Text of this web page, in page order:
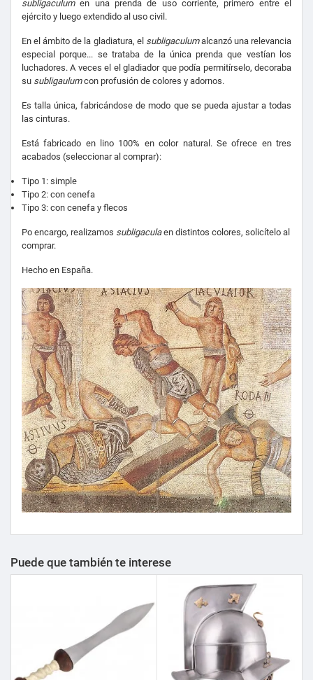
subligaculumen una prenda de uso corriente, primero entre el
ejército y luego extendido al uso civil.
En el ámbito de la gladiatura, el subligaculumalcanzó una relevancia
especial porque... se trataba de la única prenda que vestían los
luchadores. A veces el el gladiador que podía permitírselo, decoraba
su subligaulumcon profusión de colores y adornos.
Es talla única, fabricándose de modo que se pueda ajustar a todas
las cinturas.
Está fabricado en lino 100% en color natural. Se ofrece en tres
acabados (seleccionar al comprar):
Tipo 1: simple
Tipo 2: con cenefa
Tipo 3: con cenefa y flecos
Po encargo, realizamos subligaculaen distintos colores, solicítelo al
comprar.
Hecho en España.
Puede que también te interese